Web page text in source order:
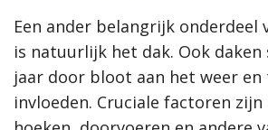
Een ander belangrijk onderdeel
is natuurlijk het dak. Ook daken
jaar door bloot aan het weer en
invloeden. Cruciale factoren